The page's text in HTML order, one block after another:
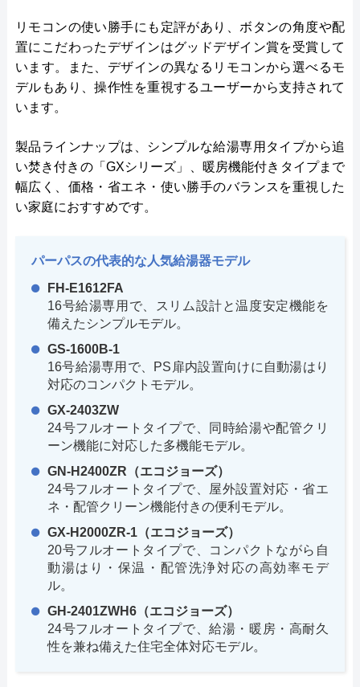
リモコンの使い勝手にも定評があり、ボタンの角度や配
置にこだわったデザインはグッドデザイン賞を受賞して
います。また、デザインの異なるリモコンから選べるモ
デルもあり、操作性を重視するユーザーから支持されて
います。
製品ラインナップは、シンプルな給湯専用タイプから追
い焚き付きの「GXシリーズ」、暖房機能付きタイプまで
幅広く、価格・省エネ・使い勝手のバランスを重視した
い家庭におすすめです。
パーパスの代表的な人気給湯器モデル
FH-E1612FA
16号給湯専用で、スリム設計と温度安定機能を
備えたシンプルモデル。
GS-1600B-1
16号給湯専用で、PS扉内設置向けに自動湯はり
対応のコンパクトモデル。
GX-2403ZW
24号フルオートタイプで、同時給湯や配管クリ
ーン機能に対応した多機能モデル。
GN-H2400ZR（エコジョーズ）
24号フルオートタイプで、屋外設置対応・省エ
ネ・配管クリーン機能付きの便利モデル。
GX-H2000ZR-1（エコジョーズ）
20号フルオートタイプで、コンパクトながら自
動湯はり・保温・配管洗浄対応の高効率モデ
ル。
GH-2401ZWH6（エコジョーズ）
24号フルオートタイプで、給湯・暖房・高耐久
性を兼ね備えた住宅全体対応モデル。